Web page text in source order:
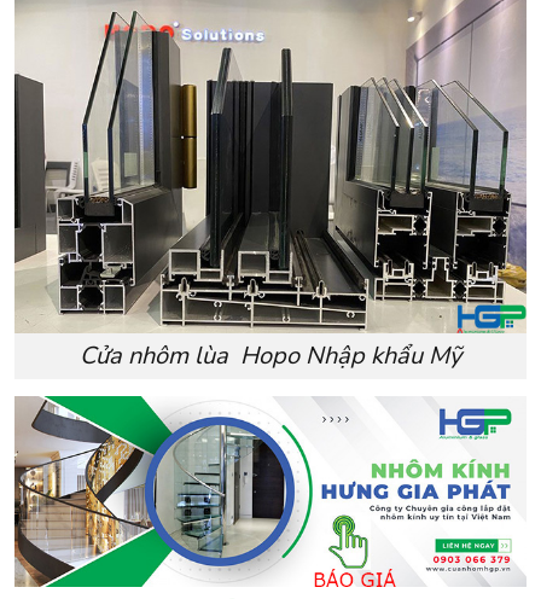
Cửa nhôm lùa Hopo Nhập khẩu Mỹ